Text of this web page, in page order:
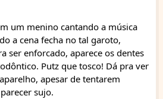
um menino cantando a música
a cena fecha no tal garoto,
ser enforcado, aparece os dentes
Putz que tosco! Dá pra ver
apesar de tentarem
sujo.